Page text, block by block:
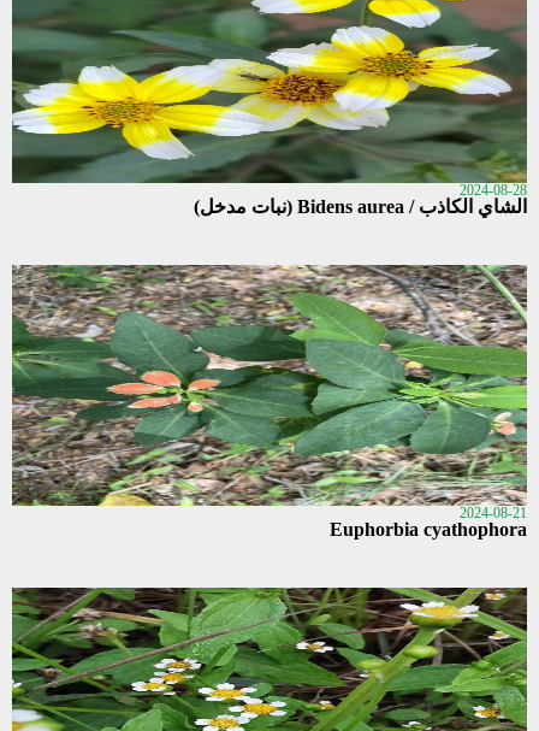
2024-08-28
الشاي الكاذب / Bidens aurea (نبات مدخل)
2024-08-21
Euphorbia cyathophora